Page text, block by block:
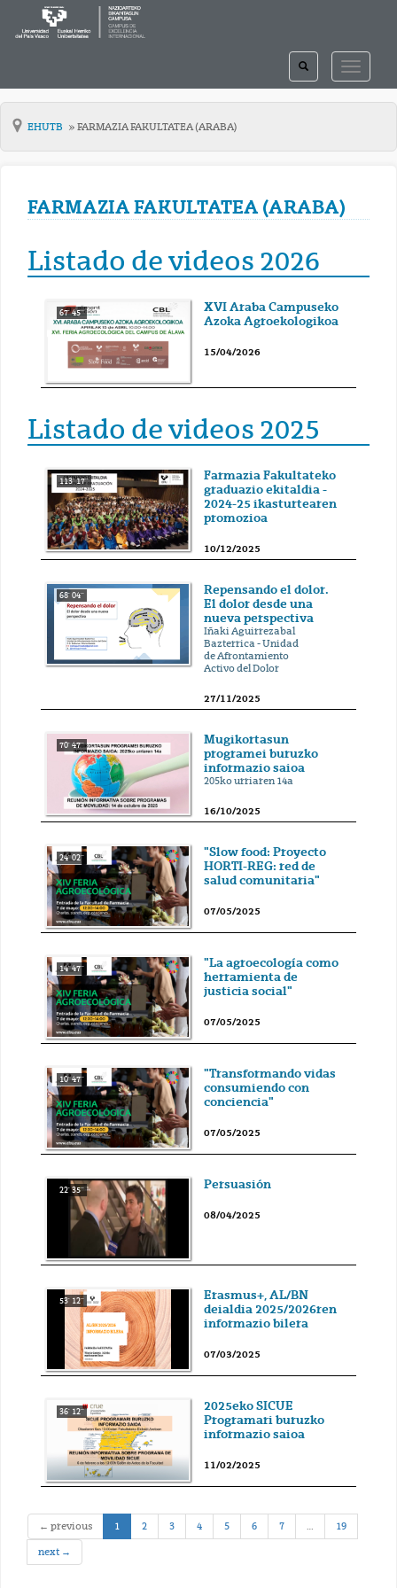
TOGGLE
TOGGLE
SEARCH
EHUTB FARMAZIA FAKULTATEA (ARABA)
FARMAZIA FAKULTATEA (ARABA)
Listado de videos 2026
67' 45''
XVI Araba Campuseko
Azoka Agroekologikoa
15/04/2026
Listado de videos 2025
113' 17''
Farmazia Fakultateko
graduazio ekitaldia -
2024-25 ikasturtearen
promozioa
10/12/2025
68' 04''
Repensando el dolor.
El dolor desde una
nueva perspectiva
Iñaki Aguirrezabal
Bazterrica - Unidad
de Afrontamiento
Activo del Dolor
27/11/2025
70' 47''
Mugikortasun
programei buruzko
informazio saioa
205ko urriaren 14a
16/10/2025
24' 02''
"Slow food: Proyecto
HORTI-REG: red de
salud comunitaria"
07/05/2025
14' 47''
"La agroecología como
herramienta de
justicia social"
07/05/2025
10' 47''
"Transformando vidas
consumiendo con
conciencia"
07/05/2025
22' 35'' Persuasión
08/04/2025
53' 12''
Erasmus+, AL/BN
deialdia 2025/2026ren
informazio bilera
07/03/2025
36' 12''
2025eko SICUE
Programari buruzko
informazio saioa
11/02/2025
← previous 1 (current)
2 3 4 5 6 7 … 19
next →